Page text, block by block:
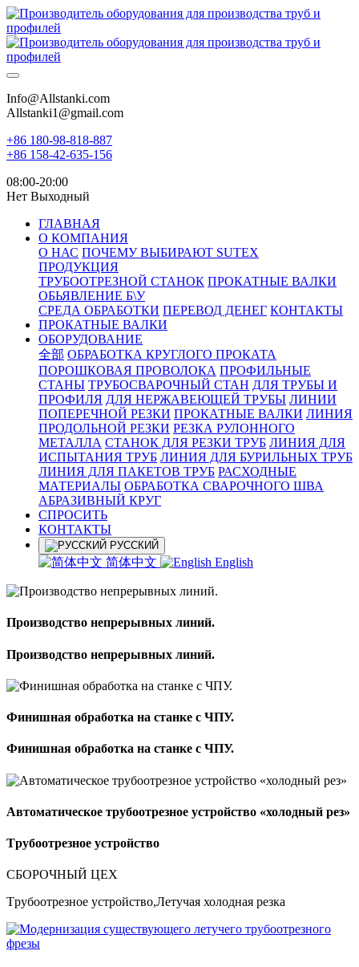
Info@Allstanki.com
Allstanki1@gmail.com
+86 180-98-818-887
+86 158-42-635-156
08:00-20:00
Нет Выходный
ГЛАВНАЯ
О КОМПАНИЯ
О НАС ПОЧЕМУ ВЫБИРАЮТ SUTEX
ПРОДУКЦИЯ
ТРУБООТРЕЗНОЙ СТАНОК ПРОКАТНЫЕ ВАЛКИ
ОБЬЯВЛЕНИЕ Б\У
СРЕДА ОБРАБОТКИ ПЕРЕВОД ДЕНЕГ КОНТАКТЫ
ПРОКАТНЫЕ ВАЛКИ
ОБОРУДОВАНИЕ
全部 ОБРАБОТКА КРУГЛОГО ПРОКАТА
ПОРОШКОВАЯ ПРОВОЛОКА ПРОФИЛЬНЫЕ
СТАНЫ ТРУБОСВАРОЧНЫЙ СТАН ДЛЯ ТРУБЫ И
ПРОФИЛЯ ДЛЯ НЕРЖАВЕЮЩЕЙ ТРУБЫ ЛИНИИ
ПОПЕРЕЧНОЙ РЕЗКИ ПРОКАТНЫЕ ВАЛКИ ЛИНИЯ
ПРОДОЛЬНОЙ РЕЗКИ РЕЗКА РУЛОННОГО
МЕТАЛЛА СТАНОК ДЛЯ РЕЗКИ ТРУБ ЛИНИЯ ДЛЯ
ИСПЫТАНИЯ ТРУБ ЛИНИЯ ДЛЯ БУРИЛЬНЫХ ТРУБ
ЛИНИЯ ДЛЯ ПАКЕТОВ ТРУБ РАСХОДНЫЕ
МАТЕРИАЛЫ OБРАБОТКА СВАРОЧНОГО ШВА
АБРАЗИВНЫЙ КРУГ
СПРОСИТЬ
КОНТАКТЫ
РУССКИЙ
简体中文 English
Производство непрерывных линий.
Производство непрерывных линий.
Финишная обработка на станке с ЧПУ.
Финишная обработка на станке с ЧПУ.
Автоматическое трубоотрезное устройство «холодный рез»
Tрубоотрезное устройство
СБОРОЧНЫЙ ЦЕХ
Tрубоотрезное устройство,Летучая холодная резка